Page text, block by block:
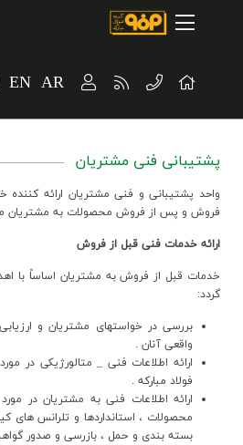
AR
EN
مسیر ماندگار
فروش و
ارتباطات و توسعه
مسئولیت های
پایداری
ارتباط با ما
پشتیبانی فنی مشتریان
واحد پشتيباني و فني مشتريان ارائه
فروش و پس از فروش محصولات به مشتريان
ارائه خدمات فني قبل از فروش
خدمات قبل از فروش به مشتريان اساساً با
گردد:
بررسي در خواستهاي مشتريان و
واقعي آنان .
ارائه اطلاعات فني _ متالورژيکي در
فولاد مبارکه .
ارائه اطلاعات فني به مشتريان در
محصولات ، استانداردها و تلرانس هاي
بسته بندي و حمل ، بازرسي و صدور